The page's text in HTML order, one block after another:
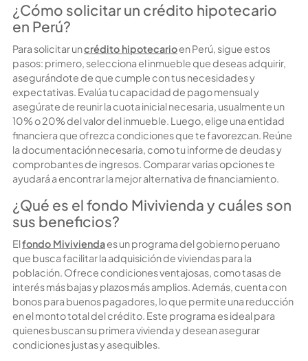
¿Cómo solicitar un crédito hipotecario
en Perú?
Para solicitar uncrédito hipotecarioen Perú, sigue estos
pasos: primero, selecciona el inmueble que deseas adquirir,
asegurándote de que cumple con tus necesidades y
expectativas. Evalúa tu capacidad de pago mensual y
asegúrate de reunir la cuota inicial necesaria, usualmente un
10% o 20% del valor del inmueble. Luego, elige una entidad
financiera que ofrezca condiciones que te favorezcan. Reúne
la documentación necesaria, como tu informe de deudas y
comprobantes de ingresos. Comparar varias opciones te
ayudará a encontrar la mejor alternativa de financiamiento.
¿Qué es el fondo Mivivienda y cuáles son
sus beneficios?
Elfondo Miviviendaes un programa del gobierno peruano
que busca facilitar la adquisición de viviendas para la
población. Ofrece condiciones ventajosas, como tasas de
interés más bajas y plazos más amplios. Además, cuenta con
bonos para buenos pagadores, lo que permite una reducción
en el monto total del crédito. Este programa es ideal para
quienes buscan su primera vivienda y desean asegurar
condiciones justas y asequibles.